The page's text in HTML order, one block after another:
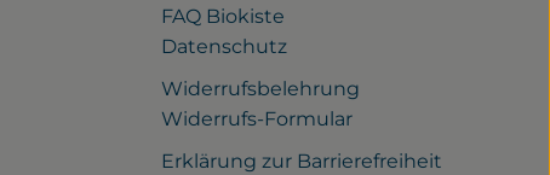
www.facebook.com/gutwilhelmsdorf/
https://www.instagram.com/gutwilhelmsdorf
zu https://www.youtube.com/watch?v=rQ_nqJaXE1Y
FAQ Biokiste
Datenschutz
Widerrufsbelehrung
Widerrufs-Formular
Erklärung zur Barrierefreiheit